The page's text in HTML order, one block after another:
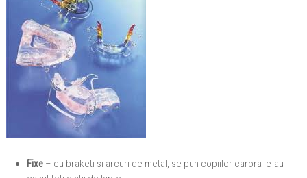
Fixe– cu braketi si arcuri de metal, se pun copiilor carora le-au